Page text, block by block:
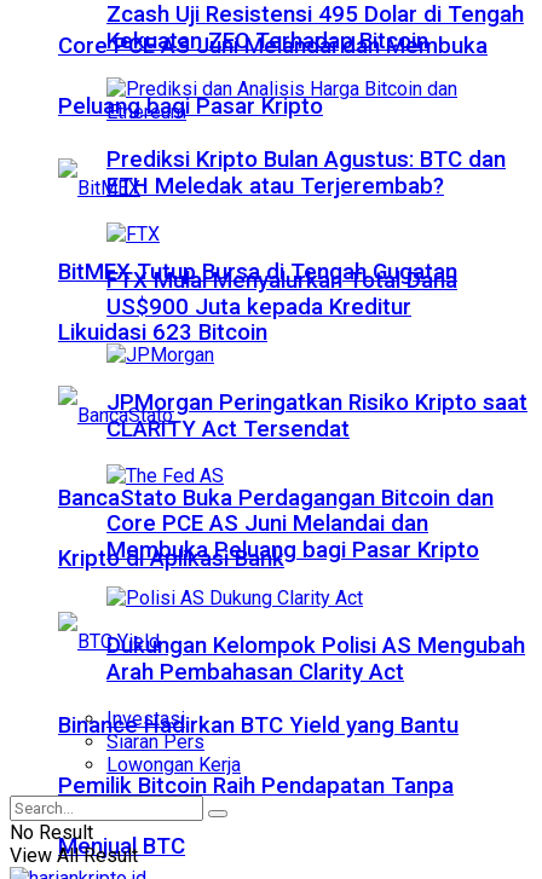
Core PCE AS Juni Melandai dan Membuka
Peluang bagi Pasar Kripto
BitMEX Tutup Bursa di Tengah Gugatan
Likuidasi 623 Bitcoin
BancaStato Buka Perdagangan Bitcoin dan
Kripto di Aplikasi Bank
Binance Hadirkan BTC Yield yang Bantu
Pemilik Bitcoin Raih Pendapatan Tanpa
Menjual BTC
Zcash Uji Resistensi 495 Dolar di Tengah
Kekuatan ZEC Terhadap Bitcoin
Prediksi Kripto Bulan Agustus: BTC dan
ETH Meledak atau Terjerembab?
FTX Mulai Menyalurkan Total Dana
US$900 Juta kepada Kreditur
JPMorgan Peringatkan Risiko Kripto saat
CLARITY Act Tersendat
Core PCE AS Juni Melandai dan
Membuka Peluang bagi Pasar Kripto
Dukungan Kelompok Polisi AS Mengubah
Arah Pembahasan Clarity Act
Investasi
Siaran Pers
Lowongan Kerja
No Result
View All Result